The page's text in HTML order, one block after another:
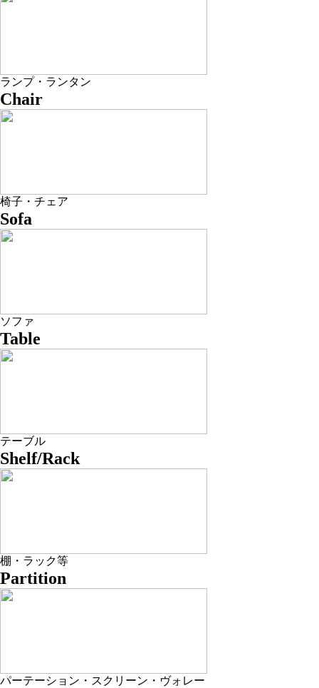
ランプ・ランタン
Chair
椅子・チェア
Sofa
ソファ
Table
テーブル
Shelf/Rack
棚・ラック等
Partition
パーテーション・スクリーン・ヴォレー